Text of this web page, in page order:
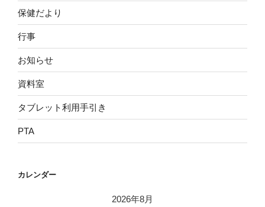
保健だより
行事
お知らせ
資料室
タブレット利用手引き
PTA
カレンダー
2026年8月